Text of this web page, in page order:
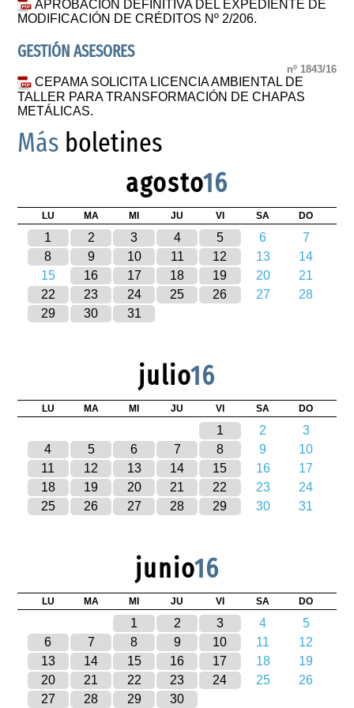
APROBACIÓN DEFINITIVA DEL EXPEDIENTE DE
MODIFICACIÓN DE CRÉDITOS Nº 2/206.
GESTIÓN ASESORES
nº 1843/16
CEPAMA SOLICITA LICENCIA AMBIENTAL DE
TALLER PARA TRANSFORMACIÓN DE CHAPAS
METÁLICAS.
Más boletines
agosto16
LU MA MI JU VI SA DO
1 2 3 4 5 6
7
8
9 10 11 12 13
14
15
16 17 18 19 20
21
22
23 24 25 26 27
28
29
30 31
julio16
LU MA MI JU VI SA DO
1 2
3
4
5 6 7 8 9
10
11
12 13 14 15 16
17
18
19 20 21 22 23
24
25
26 27 28 29 30 31
junio16
LU MA MI JU VI SA DO
1 2 3 4
5
6
7 8 9 10 11
12
13
14 15 16 17 18
19
20
21 22 23 24 25
26
27
28 29 30